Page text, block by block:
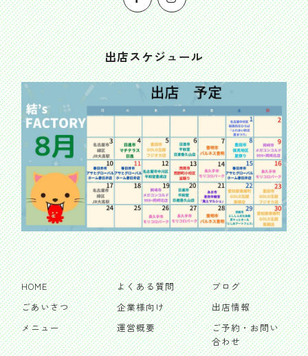
出店スケジュール
HOME
ごあいさつ
メニュー
よくある質問
企業様向け
運営概要
ブログ
出店情報
ご予約・お問い
合わせ